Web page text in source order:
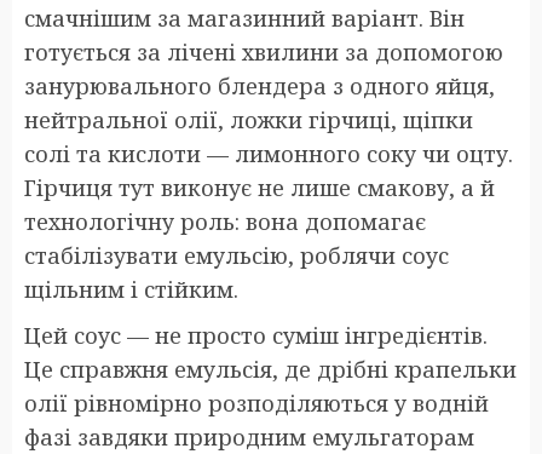
смачнішим за магазинний варіант. Він
готується за лічені хвилини за допомогою
занурювального блендера з одного яйця,
нейтральної олії, ложки гірчиці, щіпки
солі та кислоти — лимонного соку чи оцту.
Гірчиця тут виконує не лише смакову, а й
технологічну роль: вона допомагає
стабілізувати емульсію, роблячи соус
щільним і стійким.
Цей соус — не просто суміш інгредієнтів.
Це справжня емульсія, де дрібні крапельки
олії рівномірно розподіляються у водній
фазі завдяки природним емульгаторам